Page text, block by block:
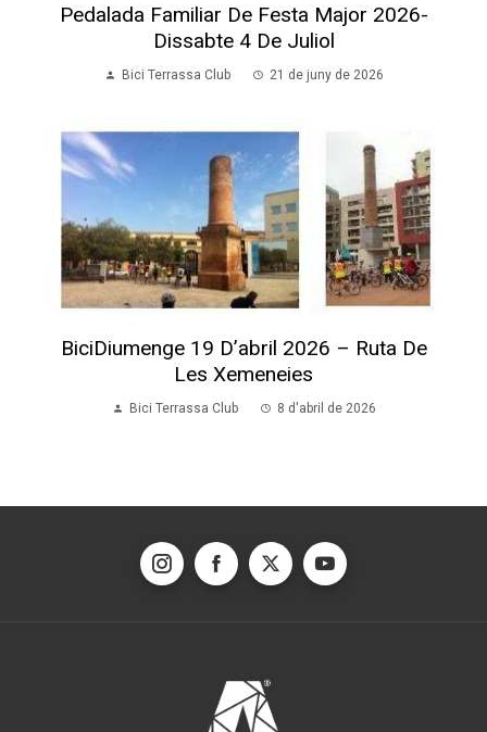
Pedalada Familiar De Festa Major 2026-
Dissabte 4 De Juliol
Bici Terrassa Club 21 de juny de 2026
BiciDiumenge 19 D’abril 2026 – Ruta De
Les Xemeneies
Bici Terrassa Club 8 d'abril de 2026